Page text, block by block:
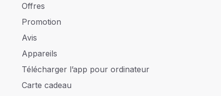
Offres
Promotion
Avis
Appareils
Télécharger l’app pour ordinateur
Carte cadeau